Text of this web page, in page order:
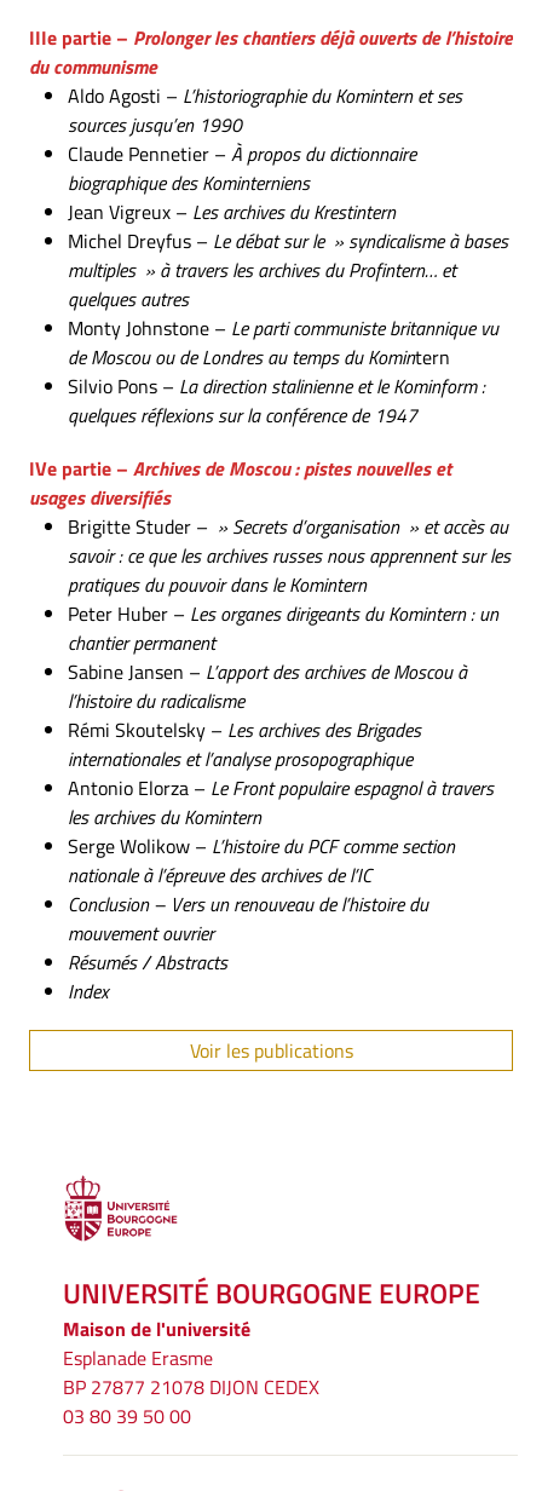
IIIe partie – Prolonger les chantiers déjà ouverts de l’histoire
du communisme
Aldo Agosti – L’historiographie du Komintern et ses
sources jusqu’en 1990
Claude Pennetier – À propos du dictionnaire
biographique des Kominterniens
Jean Vigreux – Les archives du Krestintern
Michel Dreyfus – Le débat sur le » syndicalisme à bases
multiples » à travers les archives du Profintern… et
quelques autres
Monty Johnstone – Le parti communiste britannique vu
de Moscou ou de Londres au temps du Komintern
Silvio Pons – La direction stalinienne et le Kominform :
quelques réflexions sur la conférence de 1947
IVe partie – Archives de Moscou : pistes nouvelles et
usages diversifiés
Brigitte Studer – » Secrets d’organisation » et accès au
savoir : ce que les archives russes nous apprennent sur les
pratiques du pouvoir dans le Komintern
Peter Huber – Les organes dirigeants du Komintern : un
chantier permanent
Sabine Jansen – L’apport des archives de Moscou à
l’histoire du radicalisme
Rémi Skoutelsky – Les archives des Brigades
internationales et l’analyse prosopographique
Antonio Elorza – Le Front populaire espagnol à travers
les archives du Komintern
Serge Wolikow – L’histoire du PCF comme section
nationale à l’épreuve des archives de l’IC
Conclusion – Vers un renouveau de l’histoire du
mouvement ouvrier
Résumés / Abstracts
Index
Voir les publications
UNIVERSITÉ BOURGOGNE EUROPE
Maison de l'université
Esplanade Erasme
BP 27877 21078 DIJON CEDEX
03 80 39 50 00